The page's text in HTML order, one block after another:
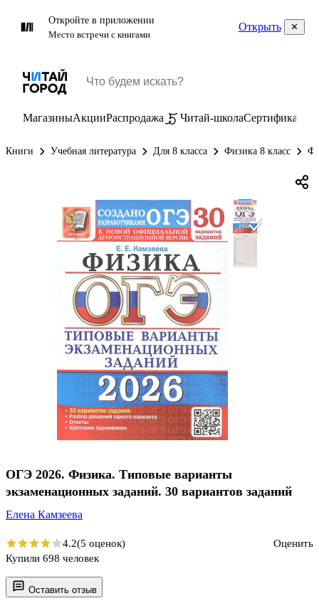
Откройте в приложении
Место встречи с книгами
Открыть
МагазиныАкцииРаспродажа Читай-школаСертификаты
Книги Учебная литература Для 8 класса Физика 8 класс
Оставить отзыв
ОГЭ 2026. Физика. Типовые варианты
экзаменационных заданий. 30 вариантов заданий
Елена Камзеева
4.2(5 оценок)
Оценить
Купили 698 человек